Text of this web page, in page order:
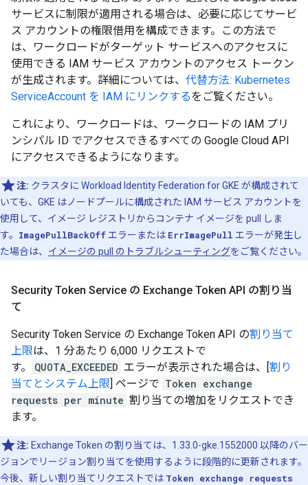
サービスに制限が適用される場合は、必要に応じてサービ
ス アカウントの権限借用を構成できます。この方法で
は、ワークロードがターゲット サービスへのアクセスに
使用できる IAM サービス アカウントのアクセス トークン
が生成されます。詳細については、 代替方法: Kubernetes
ServiceAccount を IAM にリンクするをご覧ください。
これにより、ワークロードは、ワークロードの IAM プリ
ンシパル ID でアクセスできるすべての Google Cloud API
にアクセスできるようになります。
注: クラスタに Workload Identity Federation for GKE が構成されて
いても、GKE はノードプールに構成された IAM サービス アカウントを
使用して、イメージ レジストリからコンテナ イメージを pull しま
す。 ImagePullBackOffエラーまたは ErrImagePull エラーが発生し
た場合は、 イメージの pull のトラブルシューティングをご覧ください。
Security Token Service の Exchange Token API の割り当
て
Security Token Service の Exchange Token API の割り当て
上限は、1 分あたり 6,000 リクエストで
す。
QUOTA_EXCEEDED エラーが表示された場合は、[ 割り
当てとシステム上限 ] ページで Token exchange
requests per minute 割り当ての増加をリクエストでき
ます。
注: Exchange Token の割り当ては、1.33.0-gke.1552000 以降のバー
ジョンでリージョン割り当てを使用するように段階的に更新されます。
今後、新しい割り当てリクエストでは Token exchange requests